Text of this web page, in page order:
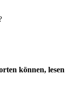
können, lesen